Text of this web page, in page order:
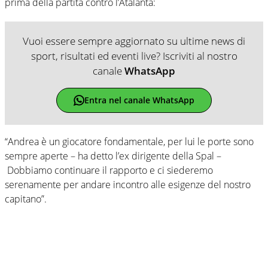
Vuoi essere sempre aggiornato su ultime news di
sport, risultati ed eventi live? Iscriviti al nostro
canaleWhatsApp
Entra nel canale WhatsApp
“Andrea è un giocatore fondamentale, per lui le porte sono
sempre aperte – ha detto l’ex dirigente della Spal –
Dobbiamo continuare il rapporto e ci siederemo
serenamente per andare incontro alle esigenze del nostro
capitano”.